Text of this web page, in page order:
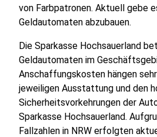
von Farbpatronen. Aktuell gebe
Geldautomaten abzubauen.
Die Sparkasse Hochsauerland
Geldautomaten im
Anschaffungskosten hängen
jeweiligen Ausstattung und den
Sicherheitsvorkehrungen der
Sparkasse Hochsauerland.
Fallzahlen in NRW erfolgten